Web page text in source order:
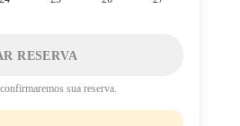
RESERVA
sua reserva.